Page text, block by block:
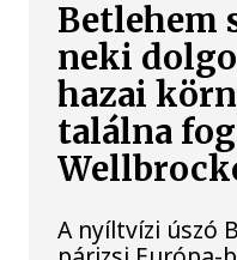
Betlehem
neki
hazai
találna
A nyíltvízi úszó